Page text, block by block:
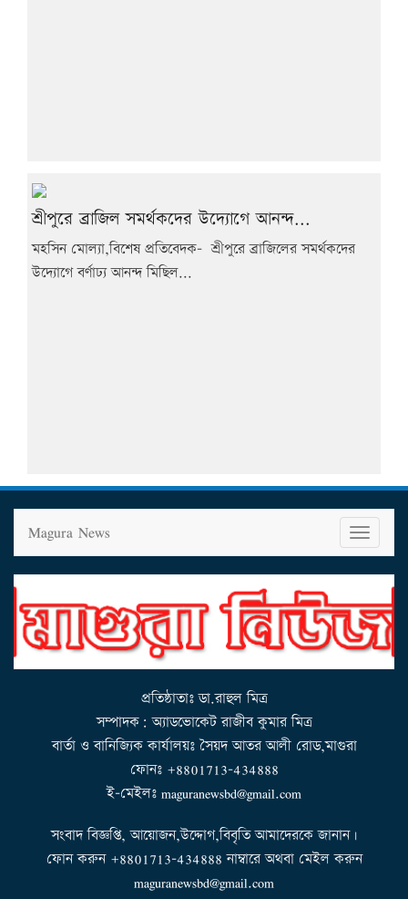
শ্রীপুরে ব্রাজিল সমর্থকদের উদ্যোগে আনন্দ...
মহসিন মোল্যা,বিশেষ প্রতিবেদক- শ্রীপুরে ব্রাজিলের সমর্থকদের
উদ্যোগে বর্ণাঢ্য আনন্দ মিছিল...
T
o
g
g
l
n
g
a
t
i
o
n
Magura News
প্রতিষ্ঠাতাঃ ডা.রাহুল মিত্র
সম্পাদক: অ্যাডভোকেট রাজীব কুমার মিত্র
বার্তা ও বানিজ্যিক কার্যালয়ঃ সৈয়দ আতর আলী রোড,মাগুরা
ফোনঃ +8801713-434888
ই-মেইলঃ maguranewsbd@gmail.com
সংবাদ বিজ্ঞপ্তি, আয়োজন,উদ্দোগ,বিবৃতি আমাদেরকে জানান।
ফোন করুন +8801713-434888 নাম্বারে অথবা মেইল করুন
maguranewsbd@gmail.com